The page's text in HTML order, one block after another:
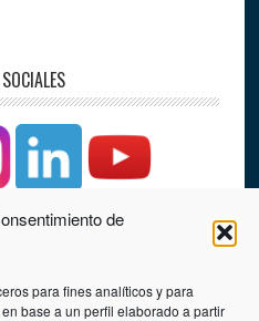
de
para fines analíticos y para
base a un perfil elaborado a partir
4, 3ª PLANTA